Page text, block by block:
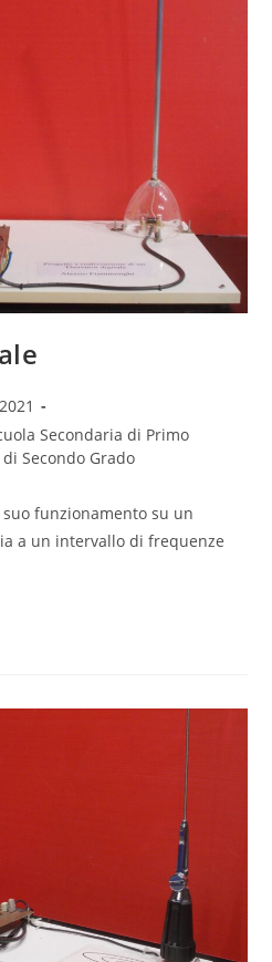
Secondaria di Primo
Secondo Grado
funzionamento su un
a un intervallo di frequenze